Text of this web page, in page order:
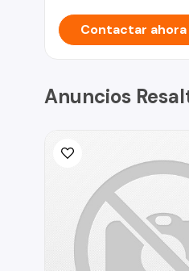
Contactar ahora
Anuncios